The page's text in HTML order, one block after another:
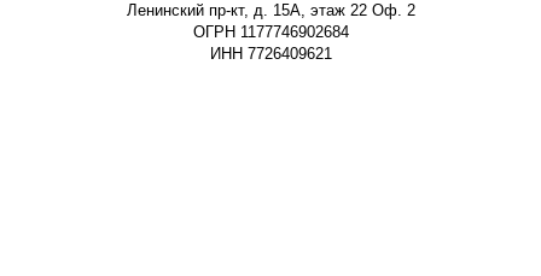
Ленинский пр-кт, д. 15А, этаж 22 Оф. 2
ОГРН 1177746902684
ИНН 7726409621